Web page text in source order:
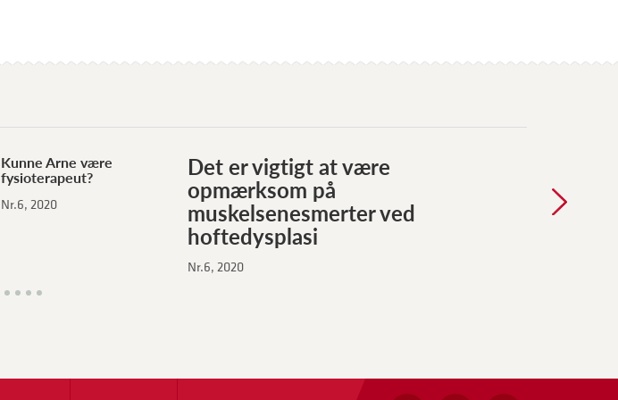
Kunne Arne være
fysioterapeut?
Nr.6, 2020
Det er vigtigt at være
opmærksom på
muskelsenesmerter ved
hoftedysplasi
Nr.6, 2020